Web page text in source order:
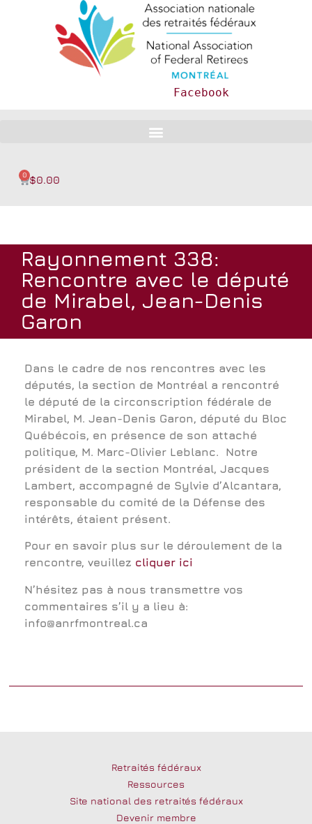
Facebook
$0.00
0
Rayonnement 338:
Rencontre avec le député
de Mirabel, Jean-Denis
Garon
Dans le cadre de nos rencontres avec les
députés, la section de Montréal a rencontré
le député de la circonscription fédérale de
Mirabel, M. Jean-Denis Garon, député du Bloc
Québécois, en présence de son attaché
politique, M. Marc-Olivier Leblanc. Notre
président de la section Montréal, Jacques
Lambert, accompagné de Sylvie d’Alcantara,
responsable du comité de la Défense des
intérêts, étaient présent.
Pour en savoir plus sur le déroulement de la
rencontre, veuillez cliquer ici
N’hésitez pas à nous transmettre vos
commentaires s’il y a lieu à:
info@anrfmontreal.ca
Retraités fédéraux
Ressources
Site national des retraités fédéraux
Devenir membre